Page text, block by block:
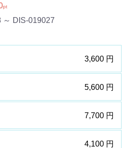
pt
～ DIS-019027
3,600 円
5,600 円
7,700 円
4,100 円